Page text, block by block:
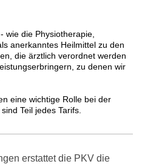
wie die Physiotherapie,
anerkanntes Heilmittel zu den
die ärztlich verordnet werden
zu denen wir
eine wichtige Rolle bei der
Teil jedes Tarifs.
erstattet die PKV die